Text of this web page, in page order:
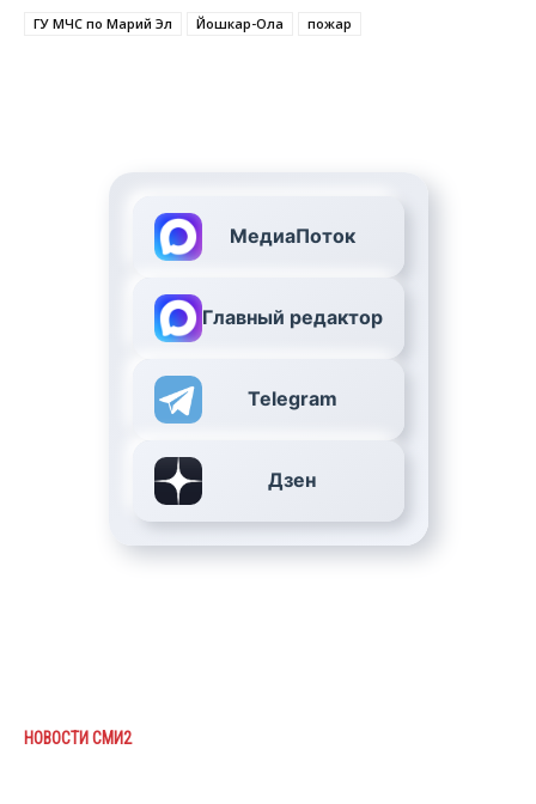
ГУ МЧС по Марий Эл Йошкар-Ола пожар
МедиаПоток
Главный редактор
Telegram
Дзен
НОВОСТИ СМИ2